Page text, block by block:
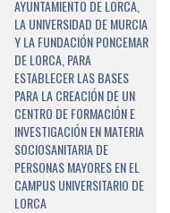
AYUNTAMIENTO DE LORCA,
LA UNIVERSIDAD DE MURCIA
Y LA FUNDACIÓN PONCEMAR
DE LORCA, PARA
ESTABLECER LAS BASES
PARA LA CREACIÓN DE UN
CENTRO DE FORMACIÓN E
INVESTIGACIÓN EN MATERIA
SOCIOSANITARIA DE
PERSONAS MAYORES EN EL
CAMPUS UNIVERSITARIO DE
LORCA